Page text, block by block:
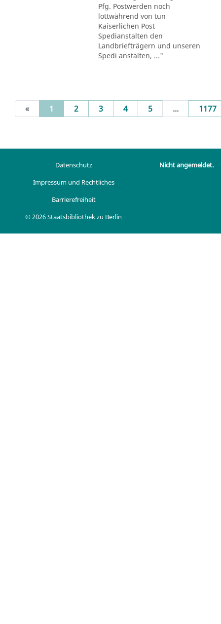
Pfg. Postwerden noch
lottwährend von tun
Kaiserlichen Post
Spedianstalten den
Landbriefträgern und unseren
Spedi anstalten, ..."
« 1 (current)
2 3 4 5 ... 1177
Datenschutz
Impressum und Rechtliches
Barrierefreiheit
© 2026 Staatsbibliothek zu Berlin
Nicht angemeldet.